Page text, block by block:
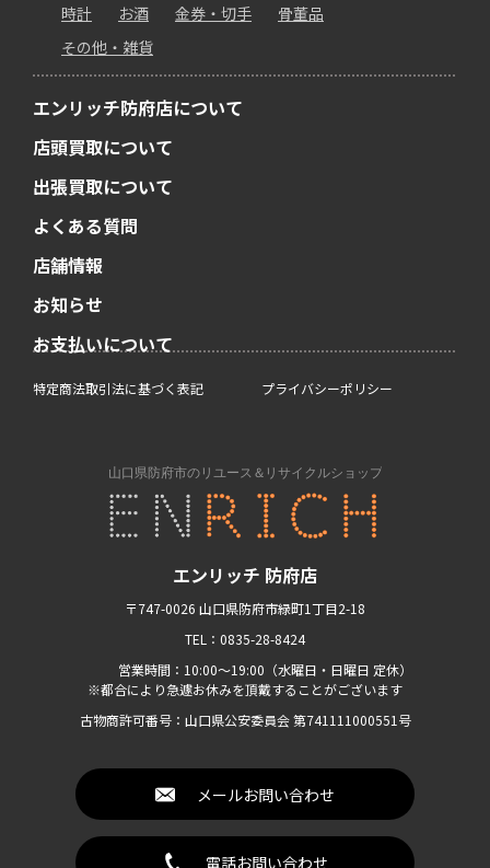
エンリッチ 防府店
〒747-0026 山口県防府市緑町1丁目2-18
TEL：0835-28-8424
営業時間：10:00〜19:00（水曜日・日曜日 定休）
※都合により急遽お休みを頂戴することがございます
古物商許可番号：山口県公安委員会 第741111000551号
メールお問い合わせ
電話お問い合わせ
時計
お酒 金券・切手
骨董品
その他・雑貨
エンリッチ防府店について
店頭買取について
出張買取について
よくある質問
店舗情報
お知らせ
お支払いについて
特定商法取引法に基づく表記 プライバシーポリシー